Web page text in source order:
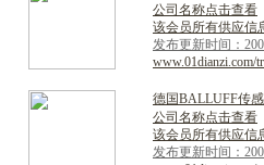
公司名称点击查看
该会员所有供应信
发布更新时间：
www.01dianzi.com/
德国BALLUFF传感
公司名称点击查看
该会员所有供应信
发布更新时间：